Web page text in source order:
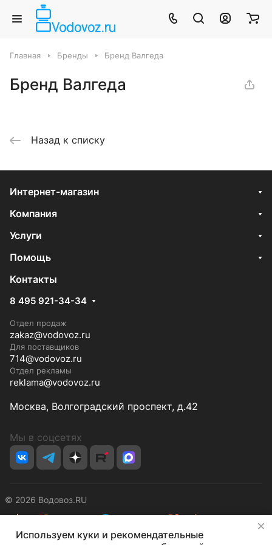
Главная Бренды Бренд Валгеда
Бренд Валгеда
Назад к списку
Интернет-магазин
Компания
Услуги
Помощь
Контакты
8 495 921-34-34
Отдел продаж
zakaz@vodovoz.ru
Для поставщиков
714@vodovoz.ru
Отдел рекламы
reklama@vodovoz.ru
Москва, Волгоградский проспект, д.42
Мы в соцсетях
© 2026 Водовоз.RU
КонфиденциальностьОферта
Используем куки и рекомендательные